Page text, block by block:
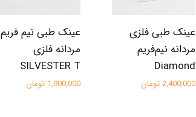
عینک طبی فلزی
مردانه نیم‌فریم
Diamond
2,400,000 تومان
عینک طبی نیم فریم
مردانه فلزی
SILVESTER T
1,900,000 تومان